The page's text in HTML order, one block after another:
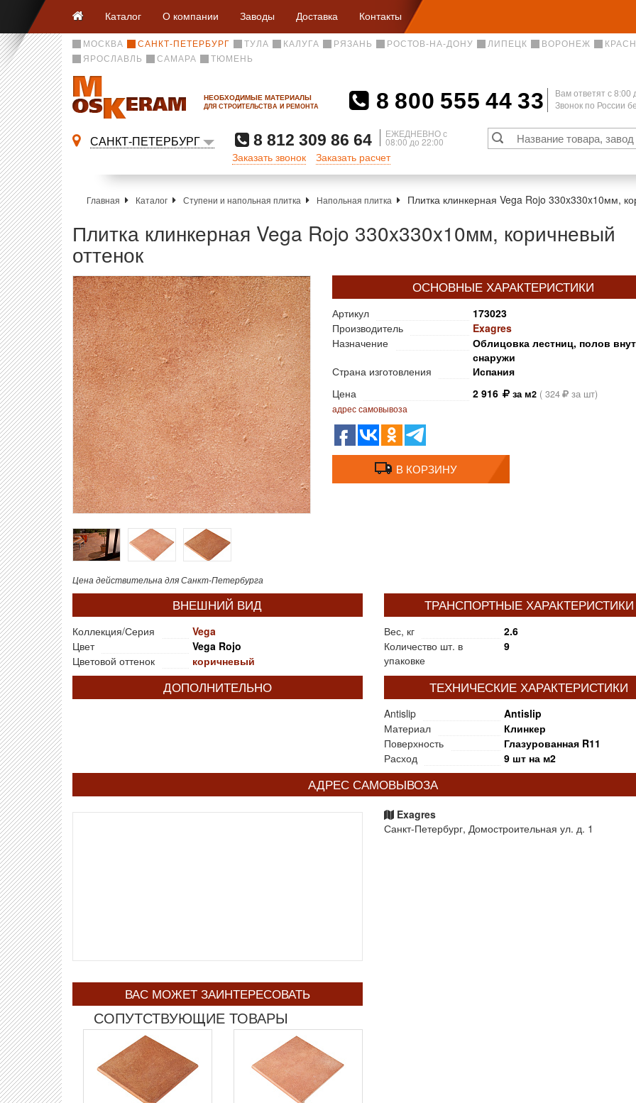
Каталог О компании Заводы Доставка Контакты
МОСКВА САНКТ-ПЕТЕРБУРГ ТУЛА КАЛУГА РЯЗАНЬ РОСТОВ-НА-ДОНУ ЛИПЕЦК ВОРОНЕЖ
ЯРОСЛАВЛЬ
САМАРА ТЮМЕНЬ
НЕОБХОДИМЫЕ МАТЕРИАЛЫ
ДЛЯ СТРОИТЕЛЬСТВА И РЕМОНТА 8 800 555 44 33
Вам ответят c 8:00
Звонок по России
САНКТ-ПЕТЕРБУРГ 8 812 309 86 64 ЕЖЕДНЕВНО с
08:00 до 22:00
Заказать звонок Заказать расчет
Главная Каталог Ступени и напольная плитка Напольная плитка Плитка клинкерная Vega Rojo 330x330x10мм,
Плитка клинкерная Vega Rojo 330x330x10мм, коричневый
оттенок
Цена действительна для Санкт-Петербурга
ОСНОВНЫЕ ХАРАКТЕРИСТИКИ
Артикул
173023
Производитель
Exagres
Назначение
Облицовка лестниц, полов
снаружи
Страна изготовления
Испания
Цена
2 916 за м2 (324 за шт)
адрес самовывоза
В КОРЗИНУ
ВНЕШНИЙ ВИД
Коллекция/Серия
Vega
Цвет
Vega Rojo
Цветовой оттенок
коричневый
ТРАНСПОРТНЫЕ ХАРАКТЕРИСТИКИ
Вес, кг
2.6
Количество шт. в
упаковке
9
ДОПОЛНИТЕЛЬНО ТЕХНИЧЕСКИЕ ХАРАКТЕРИСТИКИ
Antislip
Antislip
Материал
Клинкер
Поверхность
Глазурованная R11
Расход
9 шт на м2
АДРЕС САМОВЫВОЗА
Exagres
Санкт-Петербург, Домостроительная ул. д. 1
ВАС МОЖЕТ ЗАИНТЕРЕСОВАТЬ
СОПУТСТВУЮЩИЕ ТОВАРЫ